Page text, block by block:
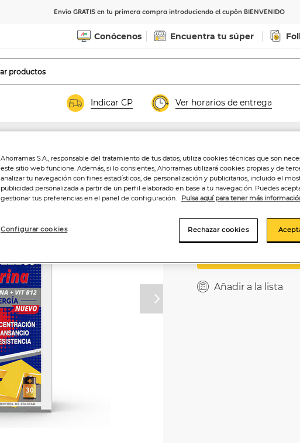
Envío GRATIS en tu primera compra introduciendo el cupón BIENVENIDO
Conócenos Encuentra tu súper
Indicar CP Ver horarios de entrega
Cafeína+taurina
41,62€/100 gr.
Añadir a la lista
Ahorramas S.A., responsable del tratamiento de tus datos, utiliza cookies técnicas que son
este sitio web funcione. Además, si lo consientes, Ahorramas utilizará cookies propias y de
analizar tu navegación con fines estadísticos, de personalización y publicitarios, incluido el
publicidad personalizada a partir de un perfil elaborado en base a tu navegación. Puedes
gestionar tus preferencias en el panel de configuración.
Pulsa aquí para tener más
Configurar cookies Rechazar cookies